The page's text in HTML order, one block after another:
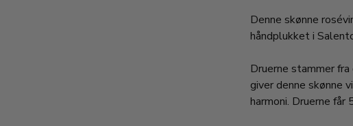
Denne skønne
håndplukket i
Druerne stammer
giver denne skønne
harmoni. Druerne